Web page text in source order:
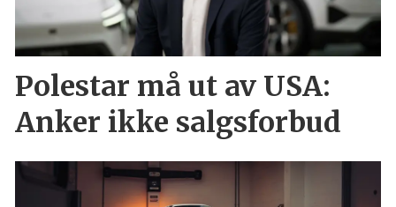
Polestar må ut av USA:
Anker ikke salgsforbud